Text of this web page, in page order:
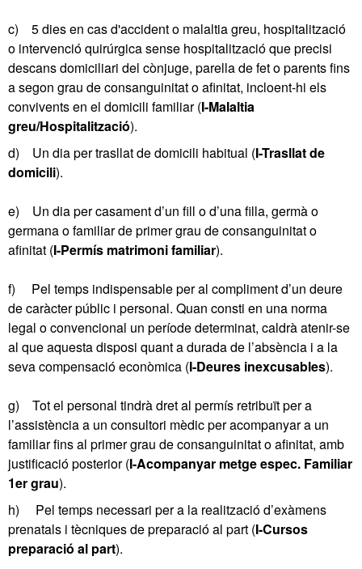
c) 5 dies en cas d'accident o malaltia greu, hospitalització
o intervenció quirúrgica sense hospitalització que precisi
descans domiciliari del cònjuge, parella de fet o parents fins
a segon grau de consanguinitat o afinitat, incloent-hi els
convivents en el domicili familiar (I-Malaltia
greu/Hospitalització).
d) Un dia per trasllat de domicili habitual (I-Trasllat de
domicili).
e) Un dia per casament d’un fill o d’una filla, germà o
germana o familiar de primer grau de consanguinitat o
afinitat (I-Permís matrimoni familiar).
f) Pel temps indispensable per al compliment d’un deure
de caràcter públic i personal. Quan consti en una norma
legal o convencional un període determinat, caldrà atenir-se
al que aquesta disposi quant a durada de l’absència i a la
seva compensació econòmica (I-Deures inexcusables).
g) Tot el personal tindrà dret al permís retribuït per a
l’assistència a un consultori mèdic per acompanyar a un
familiar fins al primer grau de consanguinitat o afinitat, amb
justificació posterior (I-Acompanyar metge espec. Familiar
1er grau).
h) Pel temps necessari per a la realització d’exàmens
prenatals i tècniques de preparació al part (I-Cursos
preparació al part).